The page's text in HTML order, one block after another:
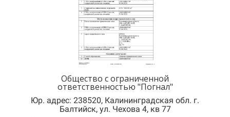
Общество с ограниченной
ответственностью "Погнал"
Юр. адрес: 238520, Калининградская обл. г.
Балтийск, ул. Чехова 4, кв 77